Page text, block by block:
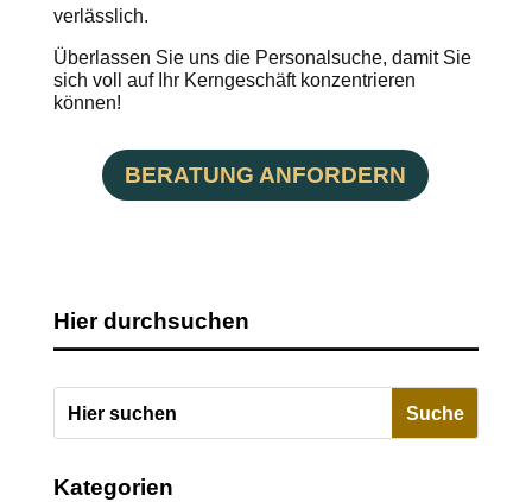
verlässlich.
Überlassen Sie uns die Personalsuche, damit Sie
sich voll auf Ihr Kerngeschäft konzentrieren
können!
BERATUNG ANFORDERN
Hier durchsuchen
Kategorien